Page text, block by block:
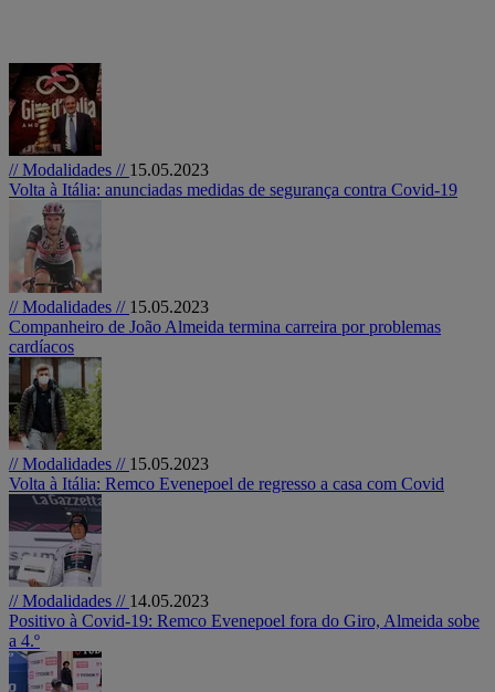
// Modalidades // 15.05.2023
Volta à Itália: anunciadas medidas de segurança contra Covid-19
// Modalidades // 15.05.2023
Companheiro de João Almeida termina carreira por problemas
cardíacos
// Modalidades // 15.05.2023
Volta à Itália: Remco Evenepoel de regresso a casa com Covid
// Modalidades // 14.05.2023
Positivo à Covid-19: Remco Evenepoel fora do Giro, Almeida sobe
a 4.º